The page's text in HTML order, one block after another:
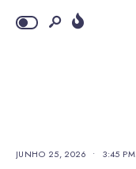
JUNHO 25, 2026 • 3:45 PM